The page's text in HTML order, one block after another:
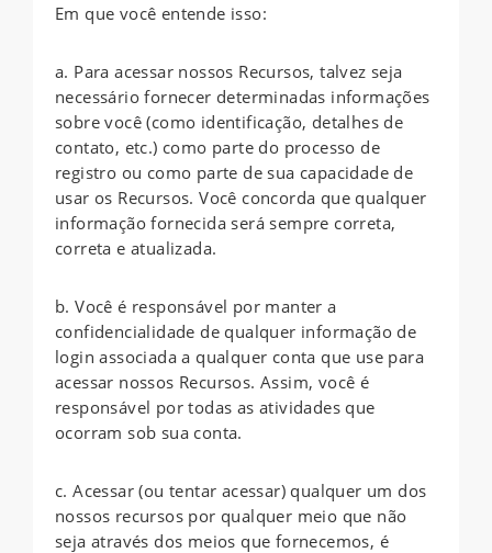
Em que você entende isso:
a. Para acessar nossos Recursos, talvez seja
necessário fornecer determinadas informações
sobre você (como identificação, detalhes de
contato, etc.) como parte do processo de
registro ou como parte de sua capacidade de
usar os Recursos. Você concorda que qualquer
informação fornecida será sempre correta,
correta e atualizada.
b. Você é responsável por manter a
confidencialidade de qualquer informação de
login associada a qualquer conta que use para
acessar nossos Recursos. Assim, você é
responsável por todas as atividades que
ocorram sob sua conta.
c. Acessar (ou tentar acessar) qualquer um dos
nossos recursos por qualquer meio que não
seja através dos meios que fornecemos, é